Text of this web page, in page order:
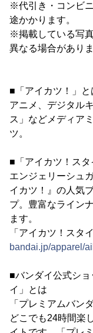
※代引き・コンビ
途かかります。
※掲載している写
異なる場合がありま
■「アイカツ！」と
アニメ、デジタル
ス」などメディア
ツ。
■「アイカツ！スタ
エンジェリーシュ
イカツ！』の人気
プ。豊富なライン
ます。
「アイカツ！スタ
bandai.jp/apparel/
■バンダイ公式シ
イ」とは
「プレミアムバン
どこでも24時間楽